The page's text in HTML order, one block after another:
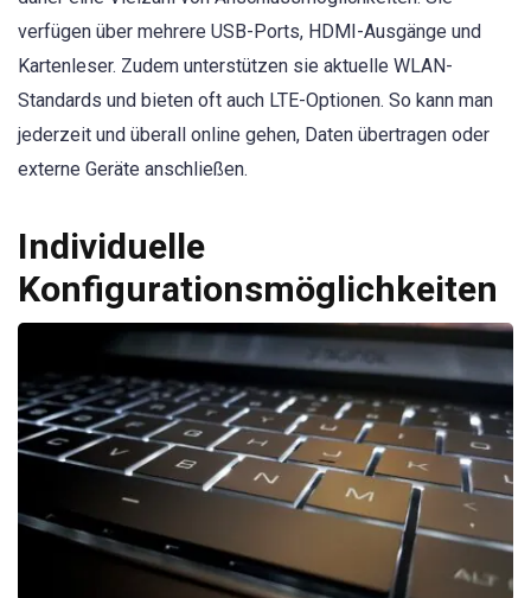
verfügen über mehrere USB-Ports, HDMI-Ausgänge und
Kartenleser. Zudem unterstützen sie aktuelle WLAN-
Standards und bieten oft auch LTE-Optionen. So kann man
jederzeit und überall online gehen, Daten übertragen oder
externe Geräte anschließen.
Individuelle
Konfigurationsmöglichkeiten